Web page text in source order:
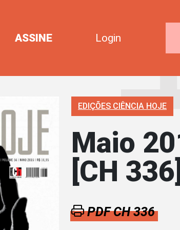
ASSINE Login
EDIÇÕES CIÊNCIA HOJE
Maio
[CH
PDF CH 336